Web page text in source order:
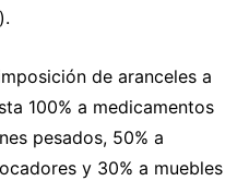
de aranceles a
100% a medicamentos
pesados, 50% a
y 30% a muebles